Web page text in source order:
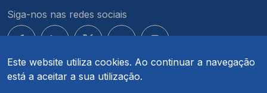
Este website utiliza cookies. Ao continuar a navegação
está a aceitar a sua utilização.
Siga-nos nas redes sociais